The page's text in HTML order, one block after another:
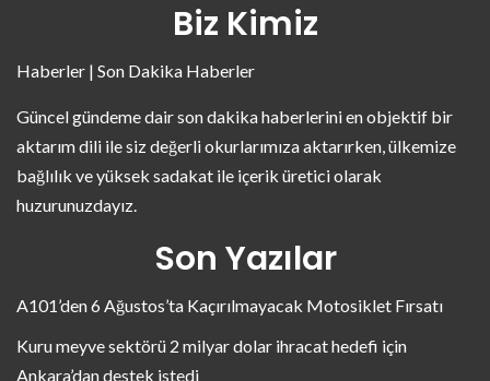
Biz Kimiz
Haberler | Son Dakika Haberler
Güncel gündeme dair son dakika haberlerini en objektif bir
aktarım dili ile siz değerli okurlarımıza aktarırken, ülkemize
bağlılık ve yüksek sadakat ile içerik üretici olarak
huzurunuzdayız.
Son Yazılar
A101’den 6 Ağustos’ta Kaçırılmayacak Motosiklet Fırsatı
Kuru meyve sektörü 2 milyar dolar ihracat hedefi için
Ankara’dan destek istedi